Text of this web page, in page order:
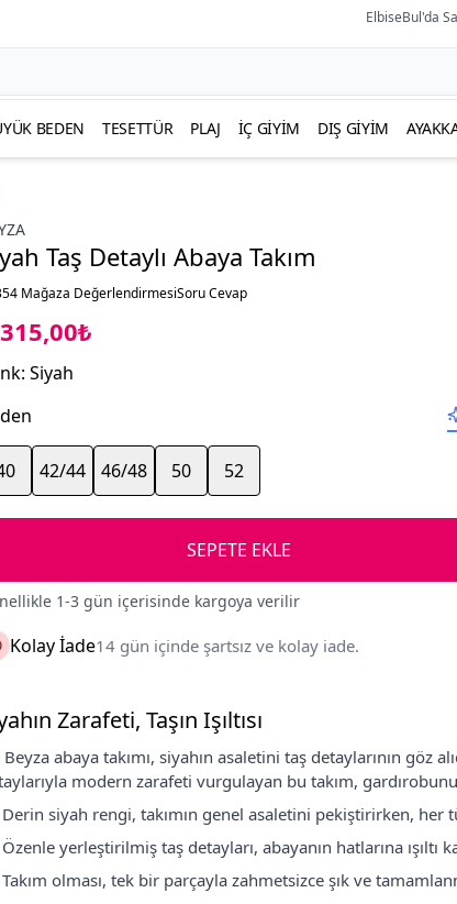
ElbiseBul'da
BEDEN TESETTÜR PLAJ İÇ GIYIM DIŞ GIYIM
Taş Detaylı Abaya Takım
Mağaza DeğerlendirmesiSoru Cevap
: Siyah
42/44 46/48 50 52
SEPETE EKLE
1-3 gün içerisinde kargoya verilir
Kolay İade14 gün içinde şartsız ve kolay iade.
Zarafeti, Taşın Işıltısı
abaya takımı, siyahın asaletini taş detaylarının göz
modern zarafeti vurgulayan bu takım,
Derin siyah rengi, takımın genel asaletini pekiştirirken, her
Özenle yerleştirilmiş taş detayları, abayanın hatlarına
Takım olması, tek bir parçayla zahmetsizce şık ve